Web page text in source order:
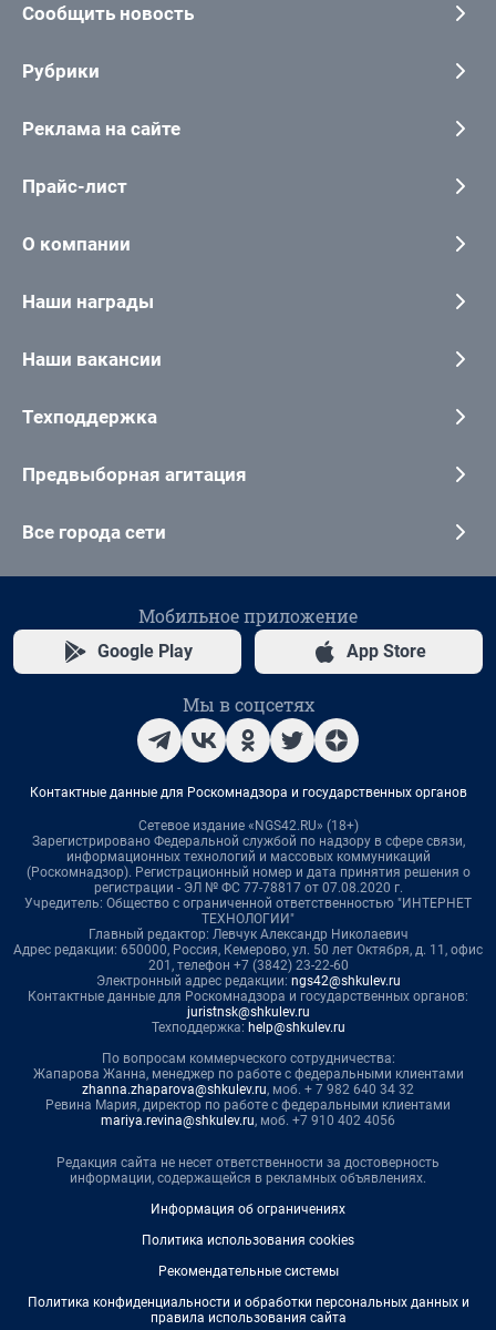
Сообщить новость
Рубрики
Реклама на сайте
Прайс-лист
О компании
Наши награды
Наши вакансии
Техподдержка
Предвыборная агитация
Все города сети
Мобильное приложение
Google Play App Store
Мы в соцсетях
Контактные данные для Роскомнадзора и государственных органов
Сетевое издание «NGS42.RU» (18+)
Зарегистрировано Федеральной службой по надзору в сфере связи,
информационных технологий и массовых коммуникаций
(Роскомнадзор). Регистрационный номер и дата принятия решения о
регистрации - ЭЛ № ФС 77-78817 от 07.08.2020 г.
Учредитель: Общество с ограниченной ответственностью "ИНТЕРНЕТ
ТЕХНОЛОГИИ"
Главный редактор: Левчук Александр Николаевич
Адрес редакции: 650000, Россия, Кемерово, ул. 50 лет Октября, д. 11, офис
201, телефон +7 (3842) 23-22-60
Электронный адрес редакции: ngs42@shkulev.ru
Контактные данные для Роскомнадзора и государственных органов:
juristnsk@shkulev.ru
Техподдержка: help@shkulev.ru
По вопросам коммерческого сотрудничества:
Жапарова Жанна, менеджер по работе с федеральными клиентами
zhanna.zhaparova@shkulev.ru, моб. + 7 982 640 34 32
Ревина Мария, директор по работе с федеральными клиентами
mariya.revina@shkulev.ru, моб. +7 910 402 4056
Редакция сайта не несет ответственности за достоверность
информации, содержащейся в рекламных объявлениях.
Информация об ограничениях
Политика использования cookies
Рекомендательные системы
Политика конфиденциальности и обработки персональных данных и
правила использования сайта